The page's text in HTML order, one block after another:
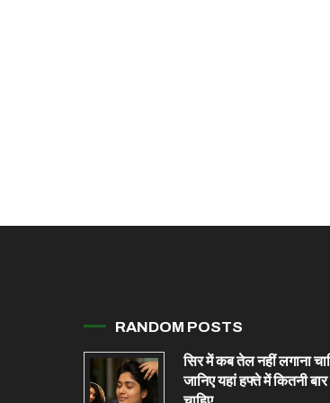
RANDOM POSTS
सिर में कब तेल नहीं लगाना
जान‍िए यहां हफ्ते में कितनी